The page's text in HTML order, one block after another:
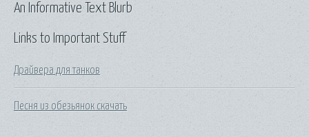
Links to Important Stuff
Драйвера для танков
Песня из обезьянок скачать
An Informative Text Blurb